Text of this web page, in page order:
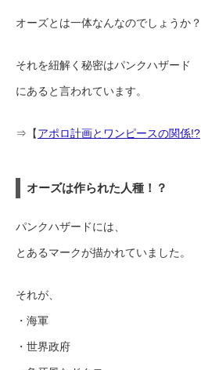
オーズとは一体なんなのでしょうか？
それを紐解く秘密はパンクハザード
にあると言われています。
⇒【アポロ計画とワンピースの関係!?
オーズは作られた人種！？
パンクハザードには、
とあるマークが描かれていました。
それが、
・海軍
・世界政府